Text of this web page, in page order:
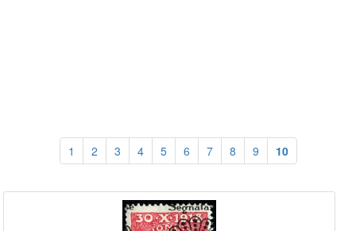
1 2 3 4 5 6 7 8 9 10